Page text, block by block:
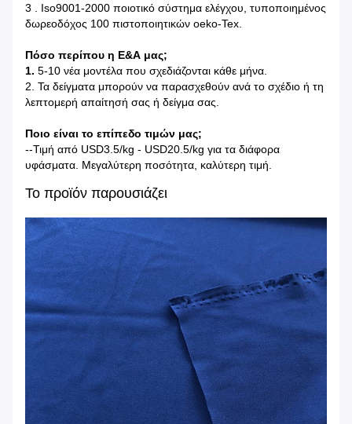
3 . Iso9001-2000 ποιοτικό σύστημα ελέγχου, τυποποιημένος
δωρεοδόχος 100 πιστοποιητικών oeko-Tex.
Πόσο περίπου η Ε&Α μας;
1. 5-10 νέα μοντέλα που σχεδιάζονται κάθε μήνα.
2. Τα δείγματα μπορούν να παρασχεθούν ανά το σχέδιο ή τη
λεπτομερή απαίτησή σας ή δείγμα σας.
Ποιο είναι το επίπεδο τιμών μας;
--Τιμή από USD3.5/kg - USD20.5/kg για τα διάφορα
υφάσματα. Μεγαλύτερη ποσότητα, καλύτερη τιμή.
Το προϊόν παρουσιάζει